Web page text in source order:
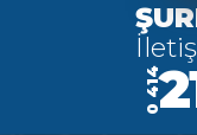
0 414